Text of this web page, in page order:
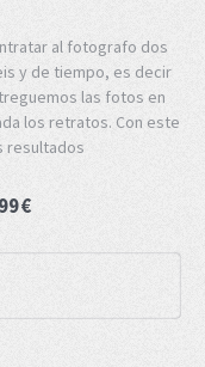
al fotografo dos
y de tiempo, es decir
las fotos en
los retratos. Con este
resultados